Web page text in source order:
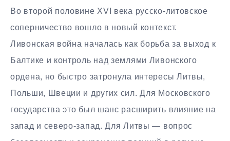
Во второй половине XVI века русско-литовское
соперничество вошло в новый контекст.
Ливонская война началась как борьба за выход к
Балтике и контроль над землями Ливонского
ордена, но быстро затронула интересы Литвы,
Польши, Швеции и других сил. Для Московского
государства это был шанс расширить влияние на
запад и северо-запад. Для Литвы — вопрос